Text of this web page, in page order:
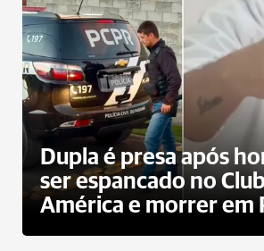
Dupla é presa após
ser espancado no
América e morrer em